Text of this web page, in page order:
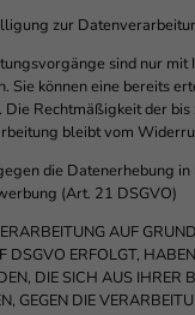
zur
sind nur mit
Sie können eine bereits
Rechtmäßigkeit der
bleibt vom
die Datenerhebung
(Art. 21 DSGVO)
AUF
DSGVO ERFOLGT,
DIE SICH AUS IHRER
GEGEN DIE